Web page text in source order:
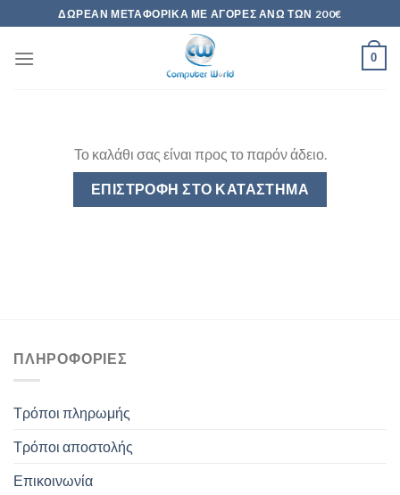
to
content
ΔΩΡΕΆΝ ΜΕΤΑΦΟΡΙΚΆ ΜΕ ΑΓΟΡΈΣ ΆΝΩ ΤΩΝ 200€
0
Το καλάθι σας είναι προς το παρόν άδειο.
ΕΠΙΣΤΡΟΦΉ ΣΤΟ ΚΑΤΆΣΤΗΜΑ
ΠΛΗΡΟΦΟΡΊΕΣ
Τρόποι πληρωμής
Τρόποι αποστολής
Επικοινωνία